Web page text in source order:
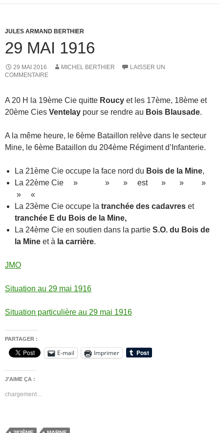
JULES ARMAND BERTHIER
29 MAI 1916
29 MAI 2016 MICHEL BERTHIER
LAISSER UN
COMMENTAIRE
A 20 H la 19ème Cie quitte Roucy et les 17ème, 18ème et
20ème Cies Ventelay pour se rendre au Bois Blausade.
A la même heure, le 6ème Bataillon relève dans le secteur
Mine, le 6ème Bataillon du 204ème Régiment d’Infanterie.
La 21ème Cie occupe la face nord du Bois de la Mine,
La 22ème Cie » » » est » » »
» «
La 23ème Cie occupe la tranchée des cadavres et
tranchée E du Bois de la Mine,
La 24ème Cie en soutien dans la partie S.O. du Bois de
la Mine et à la carrière.
JMO
Situation au 29 mai 1916
Situation particulière au 29 mai 1916
PARTAGER :
E-mail Imprimer
J’AIME ÇA :
chargement…